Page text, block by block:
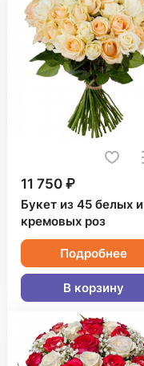
11 750 ₽
Букет из 45 белых и
кремовых роз
Подробнее
В корзину